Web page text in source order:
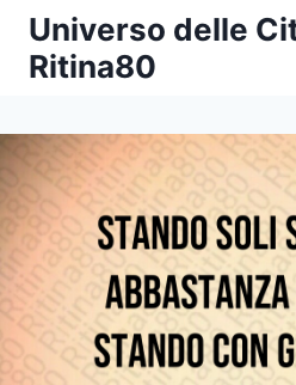
Salta
contenuto
Universo delle
Ritina80